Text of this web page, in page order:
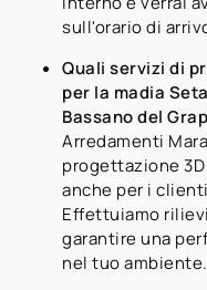
sull'orario di
Quali servizi di
per la madia
Bassano del
Arredamenti
progettazione
anche per i
Effettuiamo
garantire una
nel tuo ambiente.